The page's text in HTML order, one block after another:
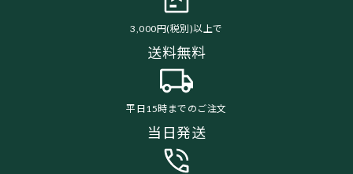
3,000円(税別)以上で
送料無料
平日15時までのご注文
当日発送